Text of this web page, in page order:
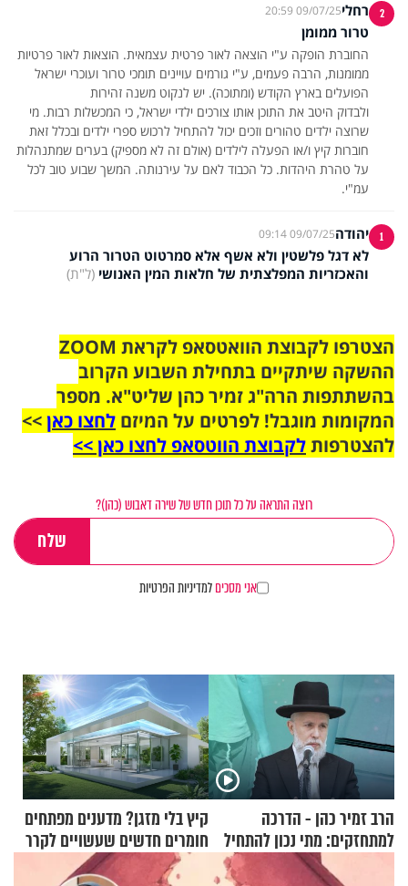
2 רחלי09/07/25 20:59
טרור ממומן
החוברת הופקה ע"י הוצאה לאור פרטית עצמאית. הוצאות לאור פרטיות
ממומנות, הרבה פעמים, ע"י גורמים עויינים תומכי טרור ועוכרי ישראל
ולבדוק היטב את התוכן אותו צורכים ילדי ישראל, כי המכשלות רבות. מי
שרוצה ילדים טהורים וזכים יכול להתחיל לרכוש ספרי ילדים ובכלל זאת
חוברות קיץ ו/או הפעלה לילדים (אולם זה לא מספיק) בערים שמתנהלות
על טהרת היהדות. כל הכבוד לאם על עירנותה. המשך שבוע טוב לכל
עמ"י.
1 יהודה09/07/25 09:14
לא דגל פלשטין ולא אשף אלא סמרטוט הטרור הרוע
והאכזריות המפלצתית של חלאות המין האנושי (ל"ת)
הצטרפו לקבוצת הוואטסאפ לקראת ZOOM
ההשקה שיתקיים בתחילת השבוע הקרוב
בהשתתפות הרה"ג זמיר כהן שליט"א. מספר
המקומות מוגבל! לפרטים על המיזם לחצו כאן>>
להצטרפותלקבוצת הווטסאפ לחצו כאן >>
רוצה התראה על כל תוכן חדש של שירה דאבוש (כהן)?
אני מסכיםלמדיניות הפרטיות
הרב זמיר כהן - הדרכה
למתחזקים: מתי נכון להתחיל
עם לבישת הציצית?
קיץ בלי מזגן? מדענים מפתחים
חומרים חדשים שעשויים לקרר
בתים